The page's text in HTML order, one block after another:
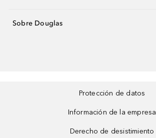
Sobre Douglas
Protección de datos
Información de la empresa
Derecho de desistimiento